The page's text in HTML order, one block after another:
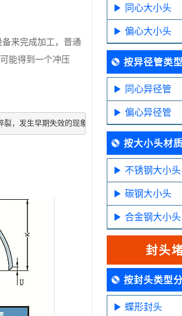
来完成加工，普通
能得到一个冲压
，发生早期失效的现象。
同心大小头
偏心大小头
按异径管类
同心异径管
偏心异径管
按大小头材
不锈钢大小头
碳钢大小头
合金钢大小头
封头
按封头类型
蝶形封头